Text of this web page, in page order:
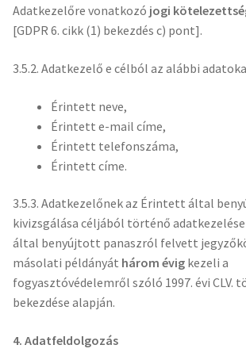
Adatkezelőre vonatkozó jogi
[GDPR 6. cikk (1) bekezdés c) pont].
3.5.2. Adatkezelő e célból az alábbi
Érintett neve,
Érintett e-mail címe,
Érintett telefonszáma,
Érintett címe.
3.5.3. Adatkezelőnek az Érintett által
kivizsgálása céljából történő
által benyújtott panaszról felvett
másolati példányát három évig kezeli a
fogyasztóvédelemről szóló 1997. évi CLV.
bekezdése alapján.
4. Adatfeldolgozás